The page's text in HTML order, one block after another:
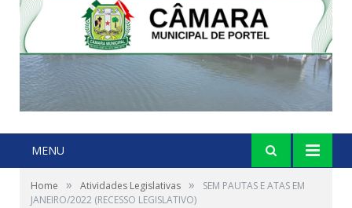
MENU
Home » Atividades Legislativas »
SEM PAUTAS E ATAS EM
JANEIRO/2022 (RECESSO LEGISLATIVO)